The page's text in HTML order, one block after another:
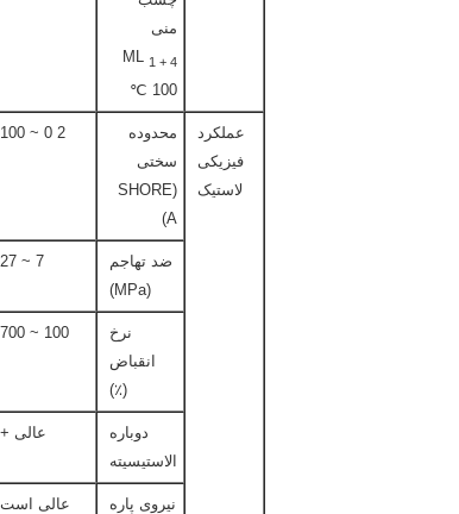
منی
ML 1 + 4
100 ℃
عملکرد
فیزیکی
لاستیک
محدوده
سختی
(SHORE
A)
2 0 ~ 100
ضد تهاجم
(MPa)
7 ~ 27
نرخ
انقباض
(٪)
100 ~ 700
دوباره
الاستیسیته
عالی +
نیروی پاره
عالی است